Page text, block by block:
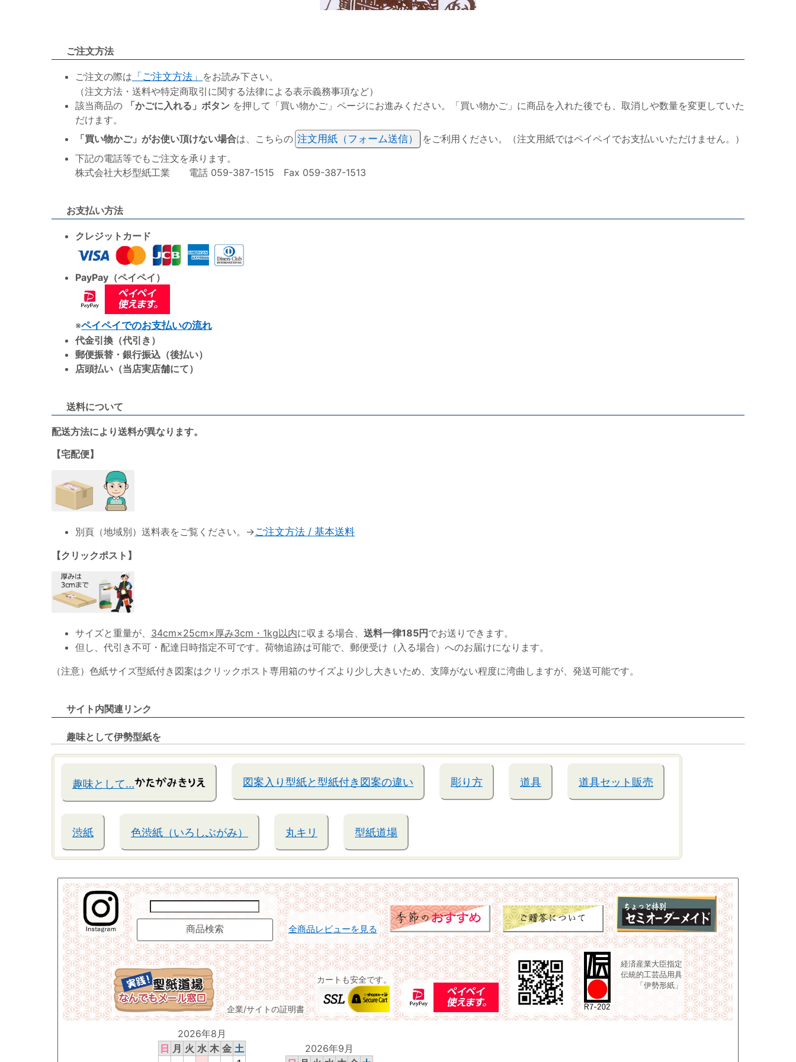
ご注文方法
ご注文の際は 「ご注文方法」 をお読み下さい。
（注文方法・送料や特定商取引に関する法律による表示義務事項など）
該当商品の
「かごに入れる」ボタン を押して「買い物かご」ページにお進みください。「買い物かご」に商品を入れた後でも、取消しや数量を変更していた
だけます。
「買い物かご」がお使い頂けない場合は、こちらの 注文用紙（フォーム送信）
をご利用ください。（注文用紙ではペイペイでお支払いいただけません。）
下記の電話等でもご注文を承ります。
株式会社大杉型紙工業 電話 059-387-1515 Fax 059-387-1513
お支払い方法
クレジットカード
PayPay（ペイペイ）
※ペイペイでのお支払いの流れ
代金引換（代引き）
郵便振替・銀行振込（後払い）
店頭払い（当店実店舗にて）
送料について
配送方法により送料が異なります。
【宅配便】
別頁（地域別）送料表をご覧ください。→ご注文方法 / 基本送料
【クリックポスト】
サイズと重量が、 34cm×25cm×厚み3cm・1kg以内に収まる場合、 送料一律185円 でお送りできます。
但し、代引き不可・配達日時指定不可です。荷物追跡は可能で、郵便受け（入る場合）へのお届けになります。
（注意）色紙サイズ型紙付き図案はクリックポスト専用箱のサイズより少し大きいため、支障がない程度に湾曲しますが、発送可能です。
サイト内関連リンク
趣味として伊勢型紙を
趣味として… 図案入り型紙と型紙付き図案の違い 彫り方 道具 道具セット販売
渋紙 色渋紙（いろしぶがみ） 丸キリ 型紙道場
全商品レビューを見る
企業/サイトの証明書
カートも安全です。
経済産業大臣指定
伝統的工芸品用具
「伊勢形紙」
2026年8月
日 月 火 水 木 金 土
2026年9月